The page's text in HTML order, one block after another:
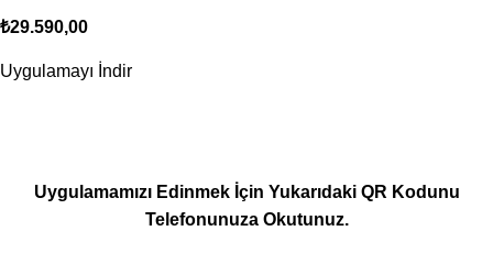
₺29.590,00
Uygulamayı İndir
Uygulamamızı Edinmek İçin Yukarıdaki QR Kodunu
Telefonunuza Okutunuz.